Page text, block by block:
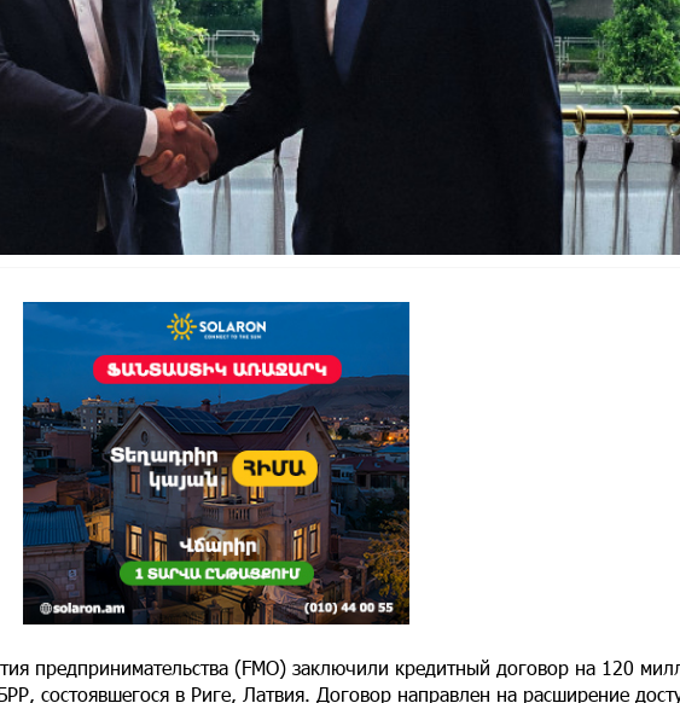
предпринимательства (FMO) заключили кредитный договор на 120
состоявшегося в Риге, Латвия. Договор направлен на расширение